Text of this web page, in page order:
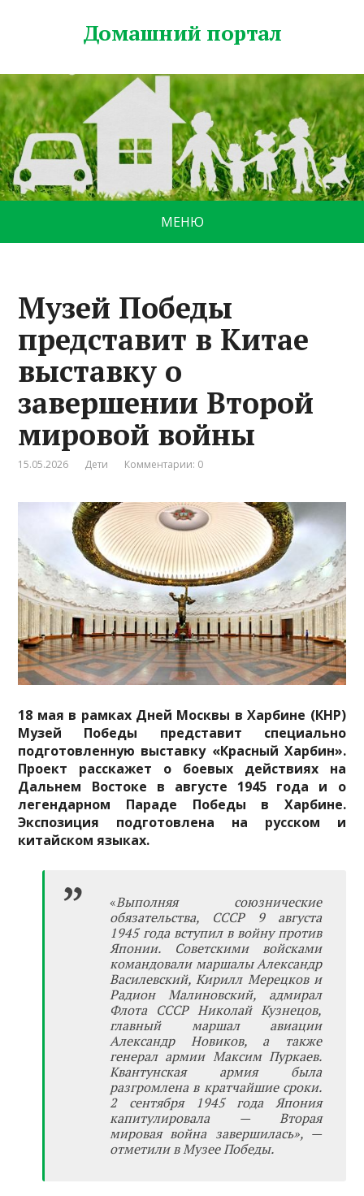
Домашний портал
МЕНЮ
Музей Победы
представит в Китае
выставку о
завершении Второй
мировой войны
15.05.2026 Дети Комментарии: 0
18 мая в рамках Дней Москвы в Харбине (КНР)
Музей Победы представит специально
подготовленную выставку «Красный Харбин».
Проект расскажет о боевых действиях на
Дальнем Востоке в августе 1945 года и о
легендарном Параде Победы в Харбине.
Экспозиция подготовлена на русском и
китайском языках.
«Выполняя союзнические
обязательства, СССР 9 августа
1945 года вступил в войну против
Японии. Советскими войсками
командовали маршалы Александр
Василевский, Кирилл Мерецков и
Радион Малиновский, адмирал
Флота СССР Николай Кузнецов,
главный маршал авиации
Александр Новиков, а также
генерал армии Максим Пуркаев.
Квантунская армия была
разгромлена в кратчайшие сроки.
2 сентября 1945 года Япония
капитулировала — Вторая
мировая война завершилась», —
отметили в Музее Победы.